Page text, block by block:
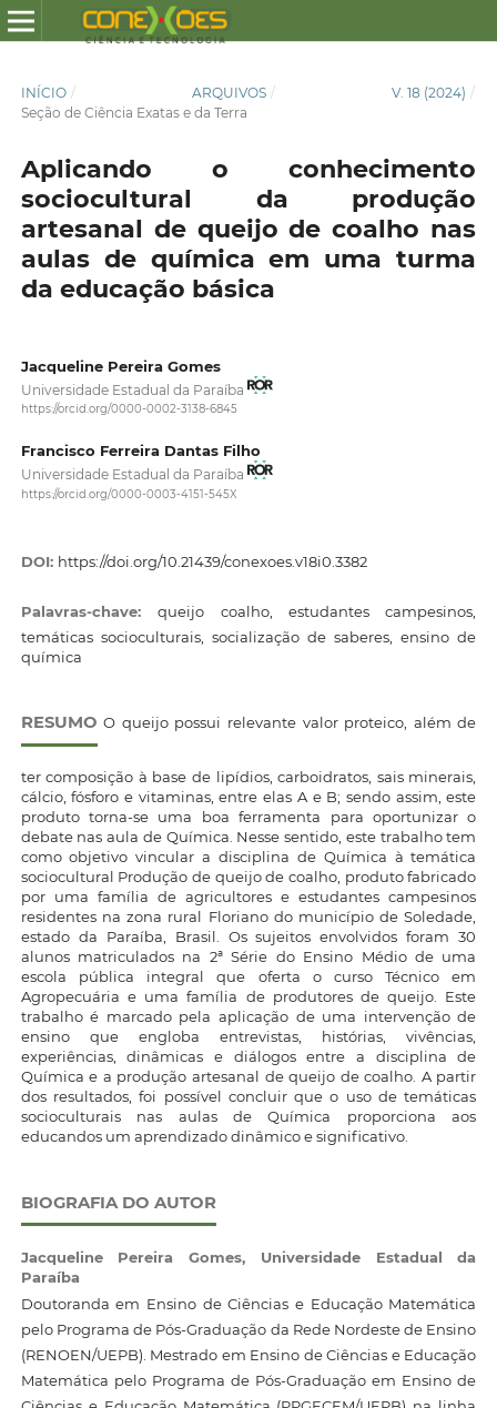
INÍCIO / ARQUIVOS / V. 18 (2024) /
Seção de Ciência Exatas e da Terra
Aplicando o conhecimento
sociocultural da produção
artesanal de queijo de coalho nas
aulas de química em uma turma
da educação básica
Jacqueline Pereira Gomes
Universidade Estadual da Paraíba
https://orcid.org/0000-0002-3138-6845
Francisco Ferreira Dantas Filho
Universidade Estadual da Paraíba
https://orcid.org/0000-0003-4151-545X
DOI: https://doi.org/10.21439/conexoes.v18i0.3382
Palavras-chave:queijo coalho, estudantes campesinos,
temáticas socioculturais, socialização de saberes, ensino de
química
RESUMO O queijo possui relevante valor proteico, além de
ter composição à base de lipídios, carboidratos, sais minerais,
cálcio, fósforo e vitaminas, entre elas A e B; sendo assim, este
produto torna-se uma boa ferramenta para oportunizar o
debate nas aula de Química. Nesse sentido, este trabalho tem
como objetivo vincular a disciplina de Química à temática
sociocultural Produção de queijo de coalho, produto fabricado
por uma família de agricultores e estudantes campesinos
residentes na zona rural Floriano do município de Soledade,
estado da Paraíba, Brasil. Os sujeitos envolvidos foram 30
alunos matriculados na 2ª Série do Ensino Médio de uma
escola pública integral que oferta o curso Técnico em
Agropecuária e uma família de produtores de queijo. Este
trabalho é marcado pela aplicação de uma intervenção de
ensino que engloba entrevistas, histórias, vivências,
experiências, dinâmicas e diálogos entre a disciplina de
Química e a produção artesanal de queijo de coalho. A partir
dos resultados, foi possível concluir que o uso de temáticas
socioculturais nas aulas de Química proporciona aos
educandos um aprendizado dinâmico e significativo.
BIOGRAFIA DO AUTOR
Jacqueline Pereira Gomes, Universidade Estadual da
Paraíba
Doutoranda em Ensino de Ciências e Educação Matemática
pelo Programa de Pós-Graduação da Rede Nordeste de Ensino
(RENOEN/UEPB). Mestrado em Ensino de Ciências e Educação
Matemática pelo Programa de Pós-Graduação em Ensino de